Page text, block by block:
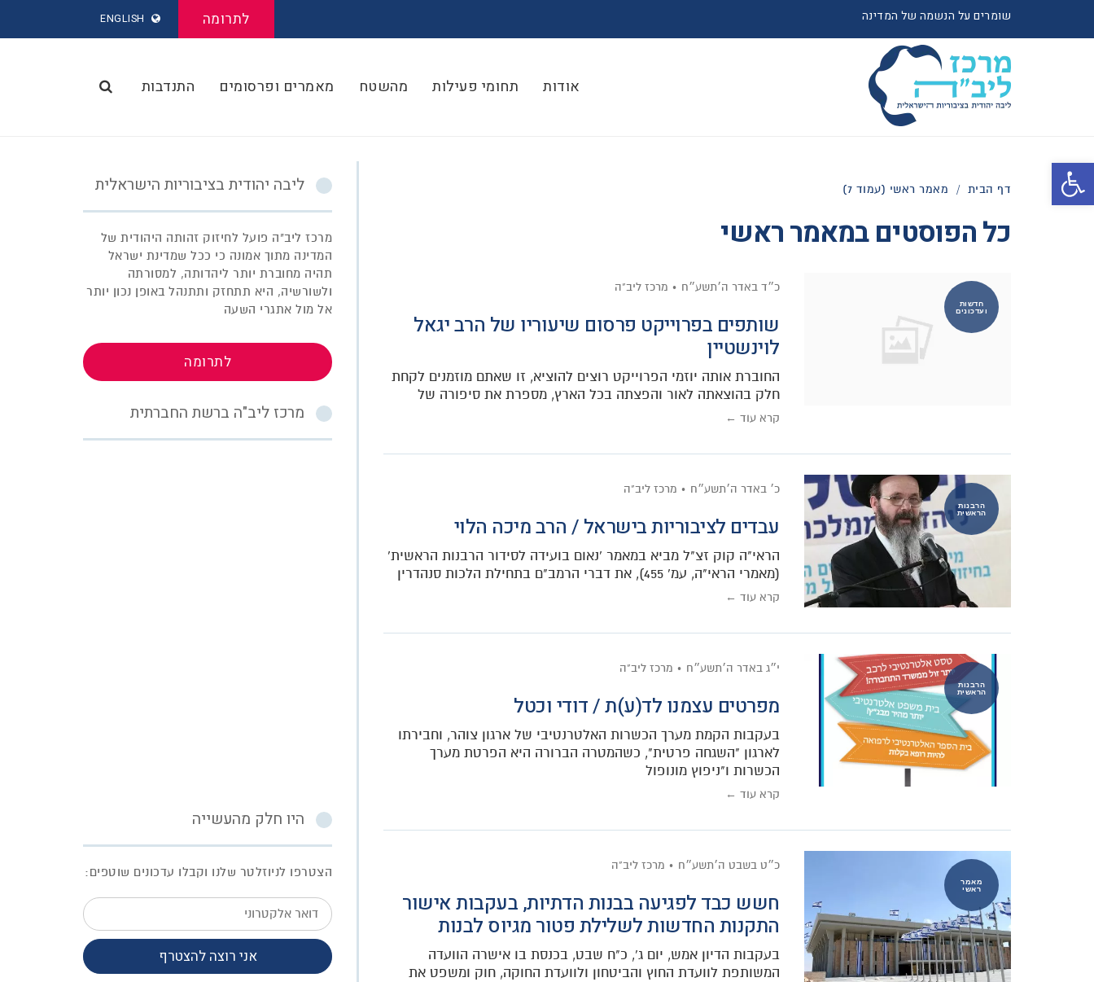
פתח סרגל נגישות
שומרים על הנשמה של המדינה לתרומה ENGLISH
אודות תחומי פעילות מהשטח מאמרים ופרסומים התנדבות
דף הבית / מאמר ראשי (עמוד 7)
כל הפוסטים במאמר ראשי
חדשות
ועדכונים
כ״ד באדר ה׳תשע״ח מרכז ליב"ה
שותפים בפרוייקט פרסום שיעוריו של הרב יגאל
לוינשטיין
החוברת אותה יוזמי הפרוייקט רוצים להוציא, זו שאתם מוזמנים לקחת
חלק בהוצאתה לאור והפצתה בכל הארץ, מספרת את סיפורה של
קרא עוד ←
הרבנות
הראשית
כ׳ באדר ה׳תשע״ח מרכז ליב"ה
עבדים לציבוריות בישראל / הרב מיכה הלוי
הראי"ה קוק זצ"ל מביא במאמר 'נאום בועידה לסידור הרבנות הראשית'
(מאמרי הראי"ה, עמ' 455), את דברי הרמב"ם בתחילת הלכות סנהדרין
קרא עוד ←
הרבנות
הראשית
י״ג באדר ה׳תשע״ח מרכז ליב"ה
מפרטים עצמנו לד(ע)ת / דודי וכטל
בעקבות הקמת מערך הכשרות האלטרנטיבי של ארגון צוהר, וחבירתו
לארגון "השגחה פרטית", כשהמטרה הברורה היא הפרטת מערך
הכשרות ו"ניפוץ מונופול
קרא עוד ←
מאמר
ראשי
כ״ט בשבט ה׳תשע״ח מרכז ליב"ה
חשש כבד לפגיעה בבנות הדתיות, בעקבות אישור
התקנות החדשות לשלילת פטור מגיוס לבנות
בעקבות הדיון אמש, יום ג', כ"ח שבט, בכנסת בו אישרה הוועדה
המשותפת לוועדת החוץ והביטחון ולוועדת החוקה, חוק ומשפט את
ליבה יהודית בציבוריות הישראלית
מרכז ליב"ה פועל לחיזוק זהותה היהודית של
המדינה מתוך אמונה כי ככל שמדינת ישראל
תהיה מחוברת יותר ליהדותה, למסורתה
ולשורשיה, היא תתחזק ותתנהל באופן נכון יותר
אל מול אתגרי השעה
לתרומה
מרכז ליב"ה ברשת החברתית
היו חלק מהעשייה
הצטרפו לניוזלטר שלנו וקבלו עדכונים שוטפים:
דואר
אלקטרוני
אני רוצה להצטרף